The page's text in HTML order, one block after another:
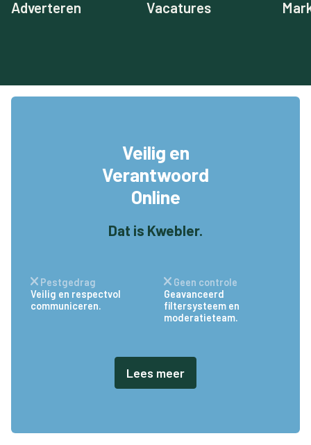
Adverteren Vacatures
Veilig en
Verantwoord
Online
Dat is Kwebler.
Pestgedrag
Veilig en respectvol
communiceren.
Geen controle
Geavanceerd
filtersysteem en
moderatieteam.
Lees meer